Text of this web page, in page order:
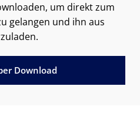
um direkt zum
gelangen und ihn aus
Download